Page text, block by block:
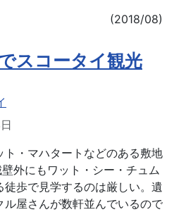
(2018/08)
スコータイ観光
・マハタートなどのある敷地
外にもワット・シー・チュム
歩で見学するのは厳しい。遺
屋さんが数軒並んでいるので